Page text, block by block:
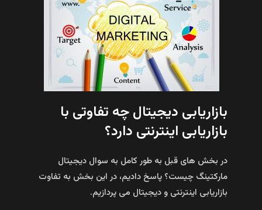
بازاریابی دیجیتال چه تفاوتی با
بازاریابی اینترنتی دارد؟
در بخش های قبل به طور کامل به سوال دیجیتال
مارکتینگ چیست؟ پاسخ دادیم، در این بخش به تفاوت
بازاریابی اینترنتی و دیجیتال می پردازیم.